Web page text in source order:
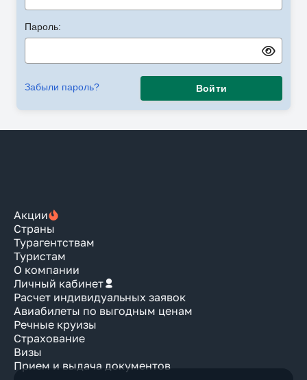
Пароль:
Забыли пароль? Войти
Акции
Страны
Турагентствам
Туристам
О компании
Личный кабинет
Расчет индивидуальных заявок
Авиабилеты по выгодным ценам
Речные круизы
Страхование
Визы
Прием и выдача документов